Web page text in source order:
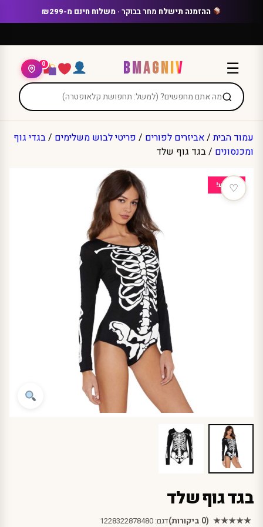
ההזמנה תישלח מחר בבוקר· משלוח חינם מ-₪299
☰
BMAGNIV
0
עמוד הבית/אביזרים לפורים / פריטי לבוש משלימים /בגדי גוף
ומכנסונים / בגד גוף שלד
מבצע!
בגד גוף שלד
♡
★★★★★ (0 ביקורות) דגם: 1228322878480